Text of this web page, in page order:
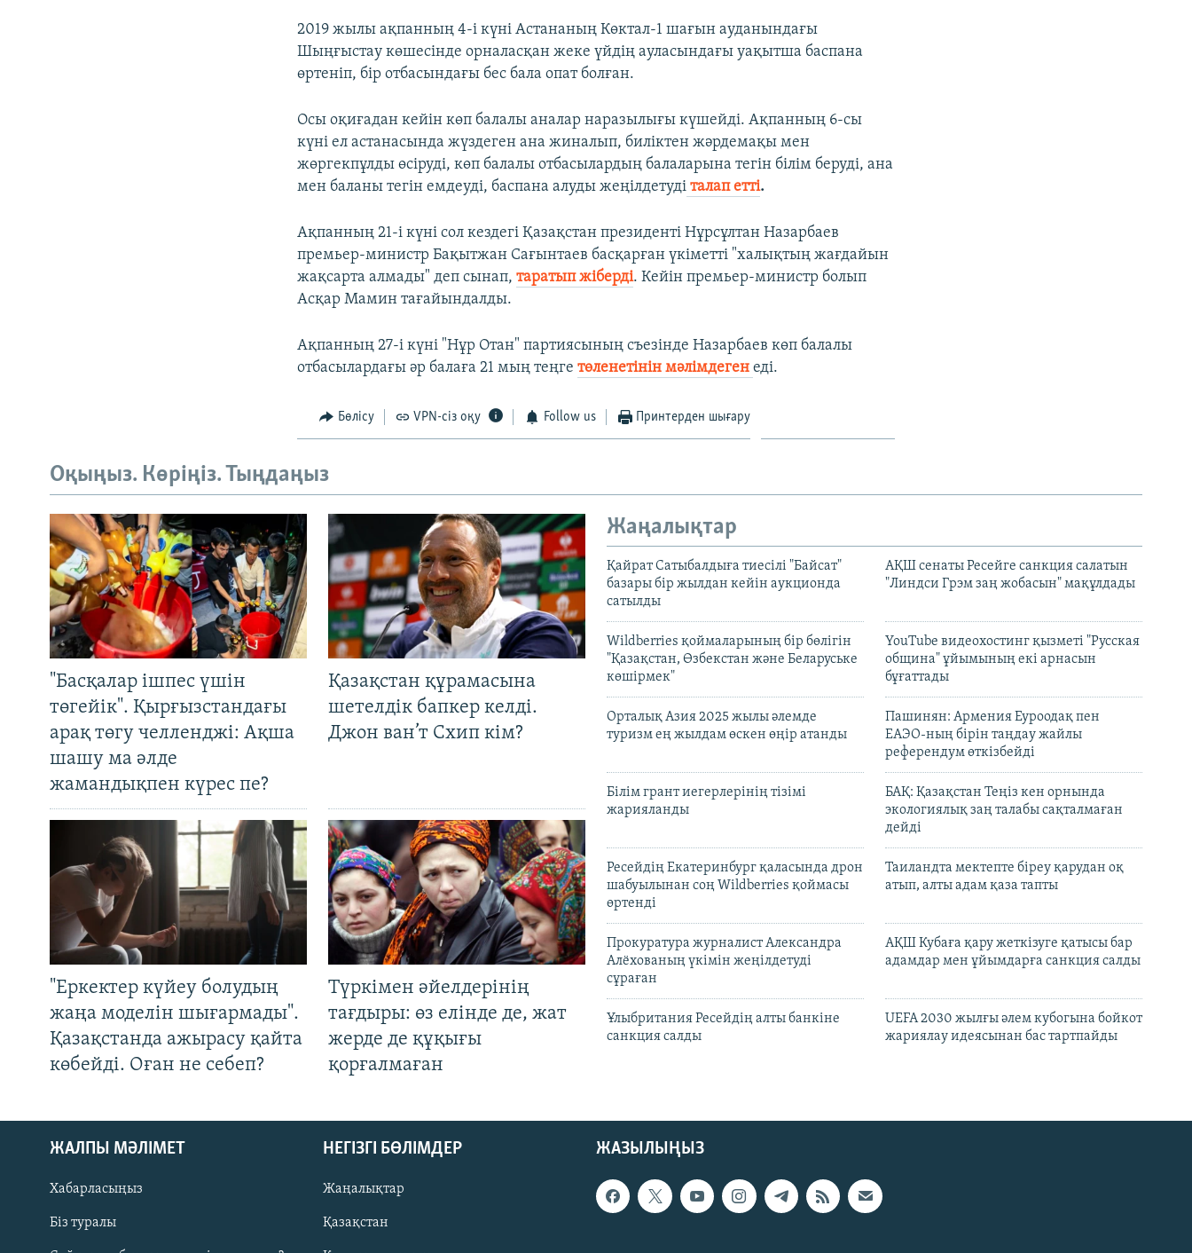
2019 жылы ақпанның 4-і күні Астананың Көктал-1 шағын ауданындағы
Шыңғыстау көшесінде орналасқан жеке үйдің ауласындағы уақытша баспана
өртеніп, бір отбасындағы бес бала опат болған.
Осы оқиғадан кейін көп балалы аналар наразылығы күшейді. Ақпанның 6-сы
күні ел астанасында жүздеген ана жиналып, биліктен жәрдемақы мен
жөргекпұлды өсіруді, көп балалы отбасылардың балаларына тегін білім беруді, ана
мен баланы тегін емдеуді, баспана алуды жеңілдетуді талап етті.
Ақпанның 21-і күні сол кездегі Қазақстан президенті Нұрсұлтан Назарбаев
премьер-министр Бақытжан Сағынтаев басқарған үкіметті "халықтың жағдайын
жақсарта алмады" деп сынап,таратып жіберді. Кейін премьер-министр болып
Асқар Мамин тағайындалды.
Ақпанның 27-і күні "Нұр Отан" партиясының съезінде Назарбаев көп балалы
отбасылардағы әр балаға 21 мың теңгетөленетінін мәлімдегенеді.
Бөлісу VPN-сіз оқу Follow us Принтерден шығару
Оқыңыз. Көріңіз. Тыңдаңыз
"Басқалар ішпес үшін
төгейік". Қырғызстандағы
арақ төгу челленджі: Ақша
шашу ма әлде
жамандықпен күрес пе?
Қазақстан құрамасына
шетелдік бапкер келді.
Джон ван’т Схип кім?
"Еркектер күйеу болудың
жаңа моделін шығармады".
Қазақстанда ажырасу қайта
көбейді. Оған не себеп?
Түркімен әйелдерінің
тағдыры: өз елінде де, жат
жерде де құқығы
қорғалмаған
Жаңалықтар
Қайрат Сатыбалдыға тиесілі "Байсат"
базары бір жылдан кейін аукционда
сатылды
АҚШ сенаты Ресейге санкция салатын
"Линдси Грэм заң жобасын" мақұлдады
Wildberries қоймаларының бір бөлігін
"Қазақстан, Өзбекстан және Беларуське
көшірмек"
YouTube видеохостинг қызметі "Русская
община" ұйымының екі арнасын
бұғаттады
Орталық Азия 2025 жылы әлемде
туризм ең жылдам өскен өңір атанды
Пашинян: Армения Еуроодақ пен
ЕАЭО-ның бірін таңдау жайлы
референдум өткізбейді
Білім грант иегерлерінің тізімі
жарияланды
БАҚ: Қазақстан Теңіз кен орнында
экологиялық заң талабы сақталмаған
дейді
Ресейдің Екатеринбург қаласында дрон
шабуылынан соң Wildberries қоймасы
өртенді
Таиландта мектепте біреу қарудан оқ
атып, алты адам қаза тапты
Прокуратура журналист Александра
Алёхованың үкімін жеңілдетуді
сұраған
АҚШ Кубаға қару жеткізуге қатысы бар
адамдар мен ұйымдарға санкция салды
Ұлыбритания Ресейдің алты банкіне
санкция салды
UEFA 2030 жылғы әлем кубогына бойкот
жариялау идеясынан бас тартпайды
ЖАЗЫЛЫҢЫЗ
ЖАЛПЫ МӘЛІМЕТ
Хабарласыңыз
Біз туралы
НЕГІЗГІ БӨЛІМДЕР
Жаңалықтар
Қазақстан